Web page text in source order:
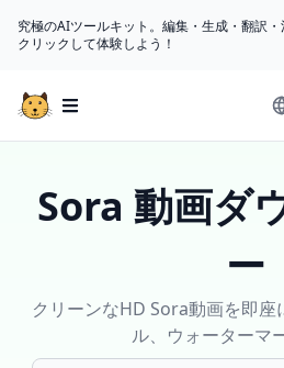
究極のAIツールキット。編集・生成・翻訳
クリックして体験しよう！
Open main menu
Sora 動画ダ
ー
クリーンなHD Sora動画を即
ル、ウォーターマ